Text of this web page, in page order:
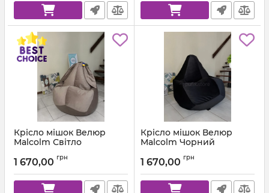
Крісло мішок Велюр
Malcolm Світло
Артикул: km-malcolm-22-l
1 670,00 грн
Крісло мішок Велюр
Malcolm Чорний
1 670,00 грн